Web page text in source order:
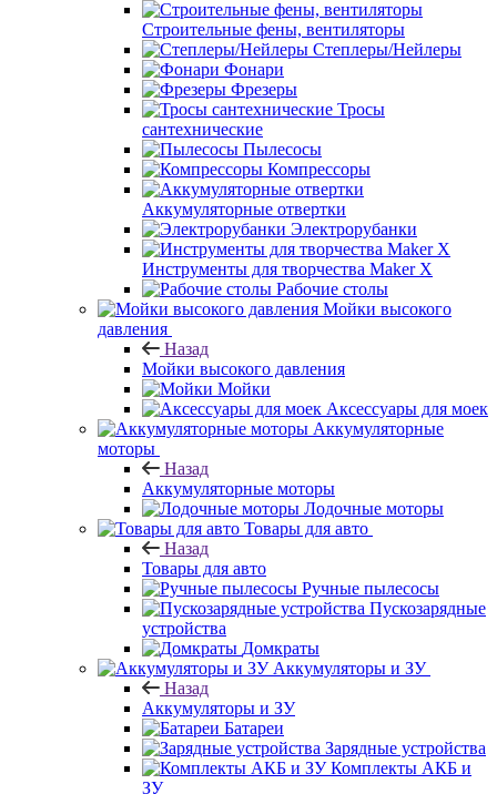
Строительные фены, вентиляторы
Степлеры/Нейлеры
Фонари
Фрезеры
Тросы
сантехнические
Пылесосы
Компрессоры
Аккумуляторные отвертки
Электрорубанки
Инструменты для творчества Maker X
Рабочие столы
Мойки высокого
давления
Назад
Мойки высокого давления
Мойки
Аксессуары для моек
Аккумуляторные
моторы
Назад
Аккумуляторные моторы
Лодочные моторы
Товары для авто
Назад
Товары для авто
Ручные пылесосы
Пускозарядные
устройства
Домкраты
Аккумуляторы и ЗУ
Назад
Аккумуляторы и ЗУ
Батареи
Зарядные устройства
Комплекты АКБ и
ЗУ